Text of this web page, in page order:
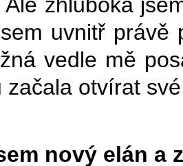
uvnitř právě
vedle mě
začala otvírat
nový elán a